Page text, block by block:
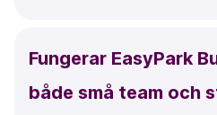
Fungerar EasyPark
både små team och